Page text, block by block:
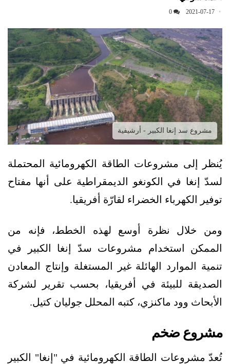
2021-07-17
0
مشروع سد إنغا الكبير - أرشيفية
يُنظر إلى مشروعات الطاقة الكهرومائية المحتملة
لسدّ إنغا في الكونغو الديمقراطية على أنها مفتاح
توفير الكهرباء الخضراء لقارّة أفريقيا.
ومن خلال نظرة أوسع لهذه الخطط، فإنه من
الممكن استخدام مشروعات سدّ إنغا الكبير في
تنمية الموارد الهائلة غير المستغلة وإنتاج المعادن
الصديقة للبيئة في أفريقيا، بحسب تقرير لشركة
الأبحاث وود ماكنزي، كتبه المحلل جوليان كتيل.
مشروع ضخم
تُعدّ مشروعات الطاقة الكهرومائية في "إنغا" الكبير